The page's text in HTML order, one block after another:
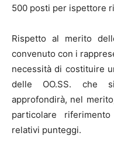
500 posti per ispettore
Rispetto al merito
convenuto con i
necessità di costituire
delle OO.SS. che
approfondirà, nel
particolare
relativi punteggi.